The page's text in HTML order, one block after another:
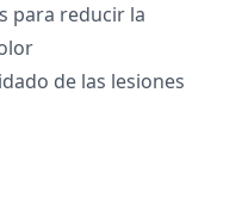
para reducir la
de las lesiones